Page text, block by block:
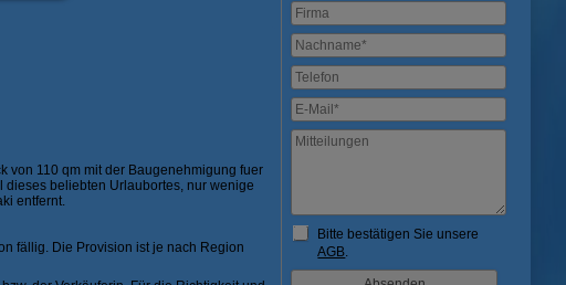
Bitte bestätigen Sie unsere
AGB.
von 110 qm mit der Baugenehmigung fuer
beliebten Urlaubortes, nur wenige
entfernt.
fällig. Die Provision ist je nach Region